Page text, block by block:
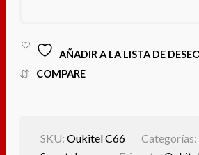
AÑADIR A LA LISTA DE
COMPARE
SKU:Oukitel C66 Categorías: